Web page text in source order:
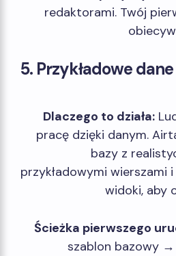
redaktorami. Twój
5. Przykładowe
Dlaczego to działa:
pracę dzięki danym.
bazy z
przykładowymi wierszami
widoki, aby
Ścieżka pierwszego
szablon bazowy →